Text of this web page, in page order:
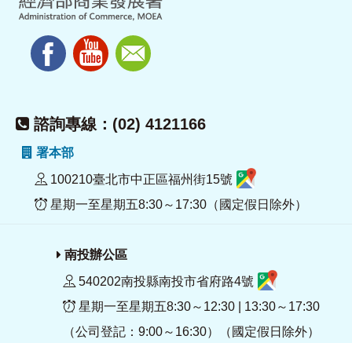
諮詢專線：(02) 4121166
署本部
100210臺北市中正區福州街15號
星期一至星期五8:30～17:30（國定假日除外）
南投辦公區
540202南投縣南投市省府路4號
星期一至星期五8:30～12:30 | 13:30～17:30
（公司登記：9:00～16:30）（國定假日除外）